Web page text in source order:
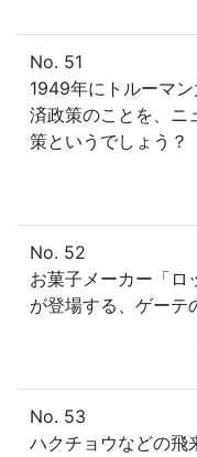
No. 51
1949年にトルーマ
済政策のことを、ニ
策というでしょう？
No. 52
お菓子メーカー「ロ
が登場する、ゲーテ
No. 53
ハクチョウなどの飛